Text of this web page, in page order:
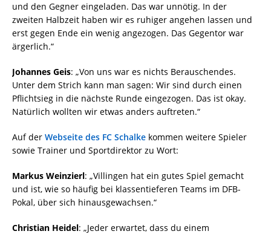
und den Gegner eingeladen. Das war unnötig. In der
zweiten Halbzeit haben wir es ruhiger angehen lassen und
erst gegen Ende ein wenig angezogen. Das Gegentor war
ärgerlich.“
Johannes Geis: „Von uns war es nichts Berauschendes.
Unter dem Strich kann man sagen: Wir sind durch einen
Pflichtsieg in die nächste Runde eingezogen. Das ist okay.
Natürlich wollten wir etwas anders auftreten.“
Auf der Webseite des FC Schalke kommen weitere Spieler
sowie Trainer und Sportdirektor zu Wort:
Markus Weinzierl: „Villingen hat ein gutes Spiel gemacht
und ist, wie so häufig bei klassentieferen Teams im DFB-
Pokal, über sich hinausgewachsen.“
Christian Heidel: „Jeder erwartet, dass du einem